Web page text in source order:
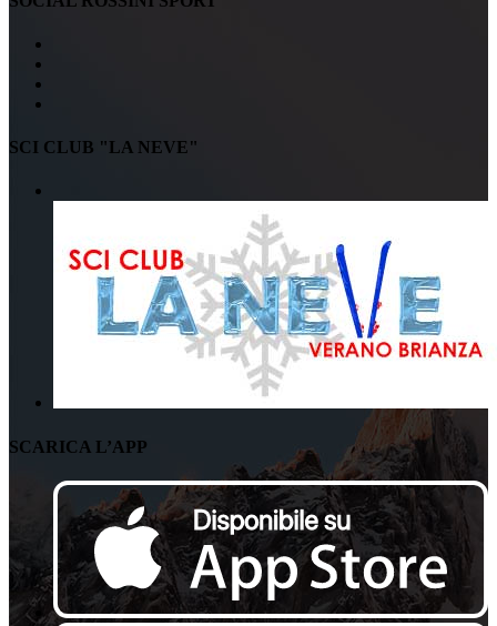
SCI CLUB "LA NEVE"
SCARICA L’APP